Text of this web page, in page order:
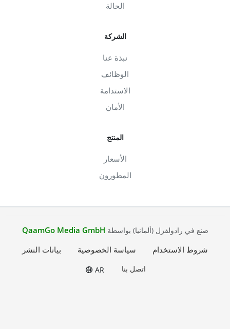
الحالة
الشركة
نبذة عنا
الوظائف
الاستدامة
الأمان
المنتج
الأسعار
المطورون
صنع في رادولفزل (ألمانيا) بواسطة QaamGo Media GmbH
شروط الاستخدام
سياسة الخصوصية بيانات النشر
اتصل بنا AR